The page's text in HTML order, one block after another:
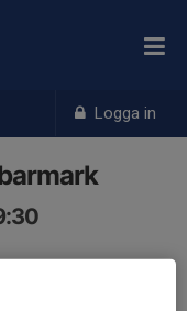
Logga in
stadion